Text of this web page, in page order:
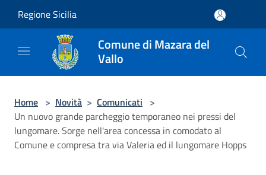
Regione Sicilia
Comune di Mazara del
Vallo
Home > Novità > Comunicati >
Un nuovo grande parcheggio temporaneo nei pressi del
lungomare. Sorge nell'area concessa in comodato al
Comune e compresa tra via Valeria ed il lungomare Hopps